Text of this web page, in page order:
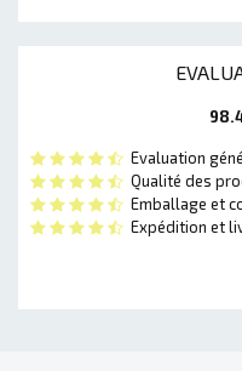
Evaluation
Qualité des
Emballage et
Expédition et